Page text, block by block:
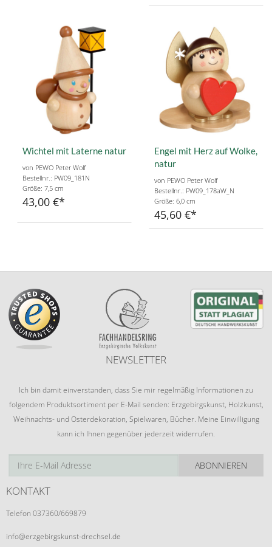
Wichtel mit Laterne natur
von PEWO Peter Wolf
Bestellnr.: PW09_181N
Größe: 7,5 cm
43,00 €
Engel mit Herz auf Wolke,
natur
von PEWO Peter Wolf
Bestellnr.: PW09_178aW_N
Größe: 6,0 cm
45,60 €
NEWSLETTER
Ich bin damit einverstanden, dass Sie mir regelmäßig Informationen zu
folgendem Produktsortiment per E-Mail senden: Erzgebirgskunst, Holzkunst,
Weihnachts- und Osterdekoration, Spielwaren, Bücher. Meine Einwilligung
kann ich Ihnen gegenüber jederzeit widerrufen.
ABONNIEREN
KONTAKT
Telefon 037360/669879
info@erzgebirgskunst-drechsel.de